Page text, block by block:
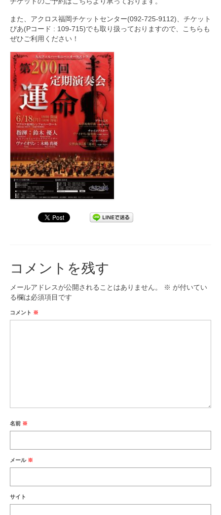
また、アクロス福岡チケットセンター(092-725-9112)、 チケット
ぴあ(Pコード : 109-715)でも取り扱っておりますので、こちらも
ぜひご利用ください！
コメントを残す
メールアドレスが公開されることはありません。 ※ が付いてい
る欄は必須項目です
コメント ※
名前 ※
メール ※
サイト